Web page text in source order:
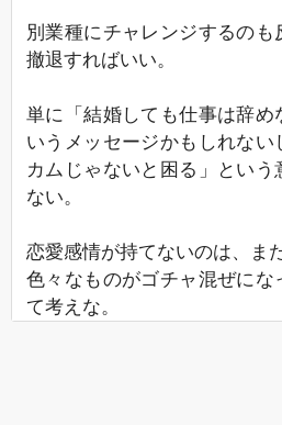
別業種にチャレンジするの
撤退すればいい。
単に「結婚しても仕事は辞め
いうメッセージかもしれな
カムじゃないと困る」とい
ない。
恋愛感情が持てないのは、ま
色々なものがゴチャ混ぜにな
て考えな。